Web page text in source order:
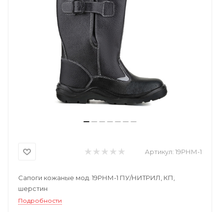
Артикул: 19РНМ-1
Сапоги кожаные мод. 19РНМ-1 ПУ/НИТРИЛ, КП,
шерстин
Подробности